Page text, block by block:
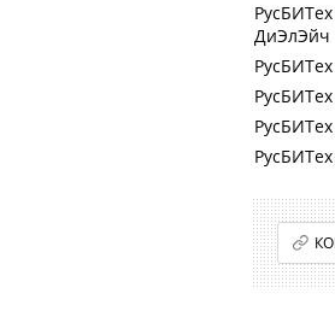
ДиЭлЭйч